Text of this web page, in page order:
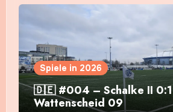
Spiele in 2026
🇩🇪 #004 – Schalke II 0:1
Wattenscheid 09